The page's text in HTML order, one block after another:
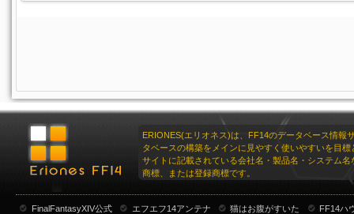
ERIONES(エリオネス)は、FF14のデータベース情報
タベースの構築をメインに見やすく使いやすいを目標
サイトに記載されている会社名・製品名・システム名
商標、または登録商標です。
FinalFantasyXIV公式 エフエフ14アンテナ 猫はお腹がすいた
FF14ハ